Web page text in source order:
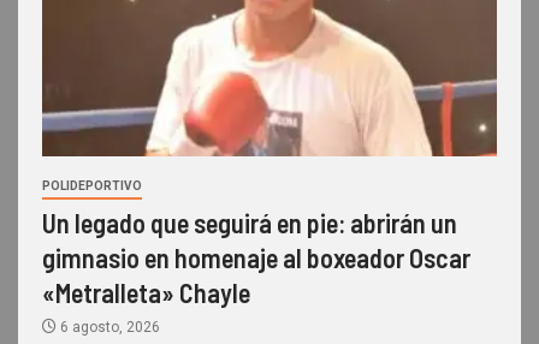
POLIDEPORTIVO
Un legado que seguirá en pie: abrirán un
gimnasio en homenaje al boxeador Oscar
«Metralleta» Chayle
6 agosto, 2026